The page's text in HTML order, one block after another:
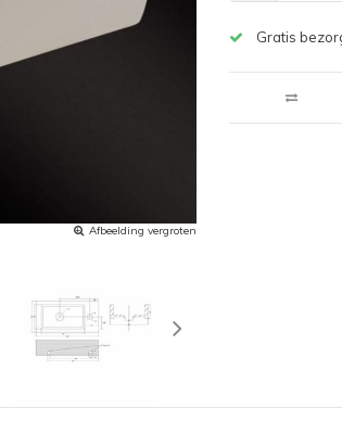
Afbeelding vergroten
Gratis